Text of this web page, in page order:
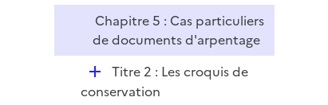
Chapitre 5 : Cas particuliers
de documents d'arpentage
D
é
Titre 2 : Les croquis de
conservation